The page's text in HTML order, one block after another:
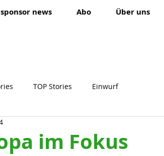
sponsor news Abo Über uns
TOP Stories Einwurf
im Fokus